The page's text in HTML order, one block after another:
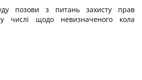
позови з питань захисту прав
числі щодо невизначеного кола